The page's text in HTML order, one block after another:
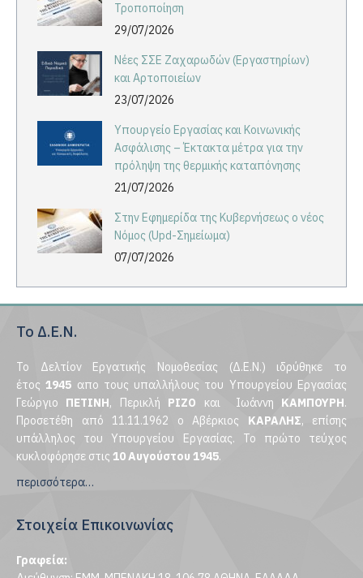
Τροποποίηση
29/07/2026
Νέες ΣΣΕ Ζαχαρωδών (Εργαστηρίων)
και Αρτοποιείων
23/07/2026
Υπουργείο Εργασίας και Κοινωνικής
Ασφάλισης – Έκτακτα μέτρα για την
πρόληψη της θερμικής καταπόνησης
21/07/2026
Στην Εφημερίδα της Κυβερνήσεως ο νέος
Νόμος (Upd-Σημείωμα)
07/07/2026
Το Δ.Ε.Ν.
Το Δελτίον Εργατικής Νομοθεσίας (Δ.Ε.Ν.) ιδρύθηκε το
έτος1945 απο τους υπαλλήλους του Υπουργείου Εργασίας
Γεώργιο ΠΕΤΙΝΗ, Περικλή ΡΙΖΟ και Ιωάννη ΚΑΜΠΟΥΡΗ.
Προσετέθη από 11.11.1962 ο Αβέρκιος ΚΑΡΑΛΗΣ, επίσης
υπάλληλος του Υπουργείου Εργασίας. Το πρώτο τεύχος
κυκλοφόρησε στις 10 Αυγούστου 1945.
περισσότερα…
Στοιχεία Επικοινωνίας
Γραφεία: